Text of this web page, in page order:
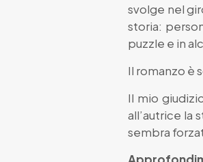
svolge nel
storia:
puzzle e in
Il romanzo è
Il mio
all’autrice la
sembra